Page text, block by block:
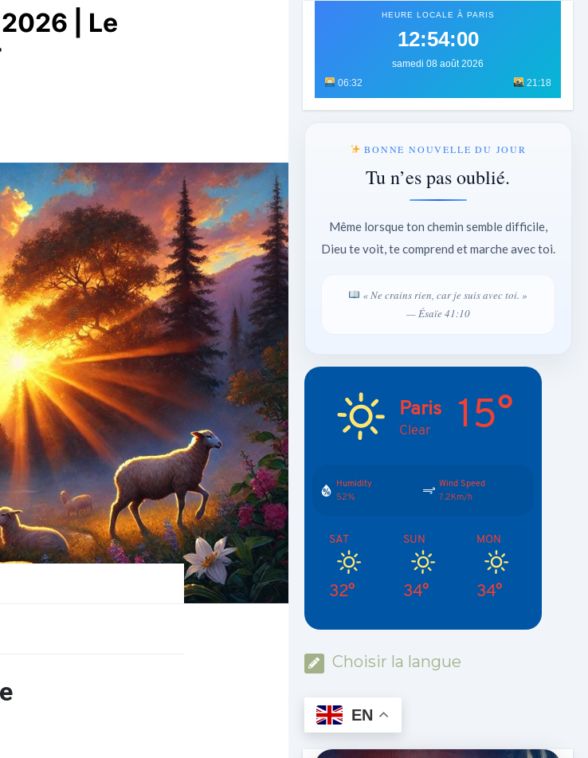
| Le
HEURE LOCALE À PARIS
12:54:01
samedi 08 août 2026
06:32
21:18
BONNE NOUVELLE DU JOUR
Tu n’es pas oublié.
Même lorsque ton chemin semble difficile,
Dieu te voit, te comprend et marche avec toi.
« Ne crains rien, car je suis avec toi. »
— Ésaïe 41:10
Paris
Clear 15°
Humidity
52%
Wind Speed
7.2Km/h
SAT
32°
SUN
34°
MON
34°
Choisir la langue
EN